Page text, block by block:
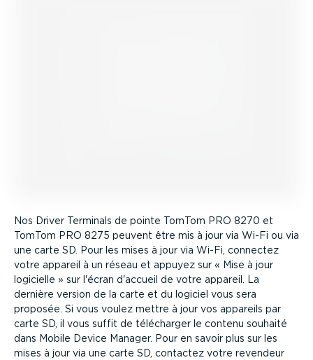
Nos Driver Terminals de pointe TomTom PRO 8270 et
TomTom PRO 8275 peuvent être mis à jour via Wi-Fi ou via
une carte SD. Pour les mises à jour via Wi-Fi, connectez
votre appareil à un réseau et appuyez sur « Mise à jour
logicielle » sur l'écran d'accueil de votre appareil. La
dernière version de la carte et du logiciel vous sera
proposée. Si vous voulez mettre à jour vos appareils par
carte SD, il vous suffit de télécharger le contenu souhaité
dans Mobile Device Manager. Pour en savoir plus sur les
mises à jour via une carte SD, contactez votre revendeur